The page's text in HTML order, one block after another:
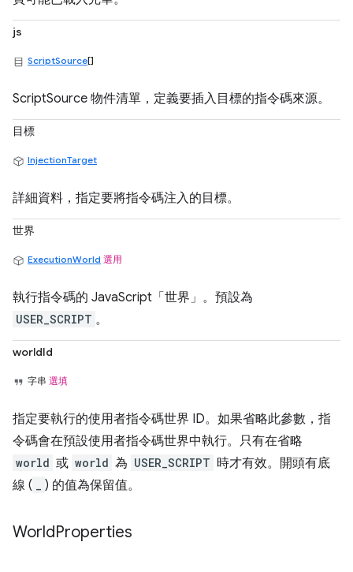
js
ScriptSource[]
ScriptSource 物件清單，定義要插入目標的指令碼來源。
目標
InjectionTarget
詳細資料，指定要將指令碼注入的目標。
世界
ExecutionWorld 選用
執行指令碼的 JavaScript「世界」。預設為
USER_SCRIPT 。
worldId
字串 選填
指定要執行的使用者指令碼世界 ID。如果省略此參數，指
令碼會在預設使用者指令碼世界中執行。只有在省略
world 或 world 為 USER_SCRIPT 時才有效。開頭有底
線 (
) 的值為保留值。
WorldProperties